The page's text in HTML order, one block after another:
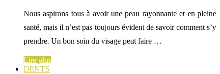
Nous aspirons tous à avoir une peau rayonnante et en pleine
santé, mais il n’est pas toujours évident de savoir comment s’y
prendre. Un bon soin du visage peut faire …
Lire plus
DENTS